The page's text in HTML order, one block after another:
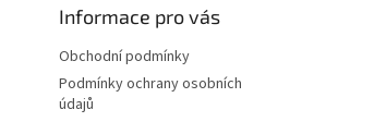
Informace pro vás
Obchodní podmínky
Podmínky ochrany osobních
údajů